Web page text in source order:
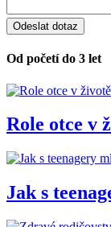
Od početí do 3 let
Role otce v
Jak s